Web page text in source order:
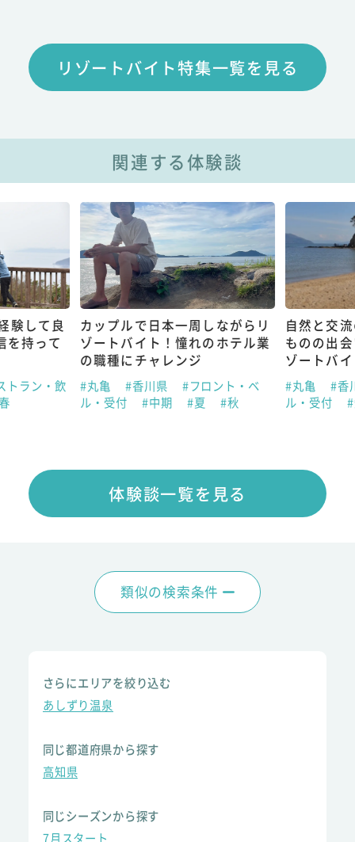
リゾートバイト特集一覧を見る
関連する体験談
験して良
を持って
トラン・飲
カップルで日本一周しながらリ
ゾートバイト！憧れのホテル業
の職種にチャレンジ
#丸亀 #香川県
#フロント・ベ
ル・受付
#中期 #夏 #秋
自然と交
ものの出
ゾートバ
#丸亀
#香
ル・受付
体験談一覧を見る
類似の検索条件
さらにエリアを絞り込む
あしずり温泉
同じ都道府県から探す
高知県
同じシーズンから探す
7月スタート